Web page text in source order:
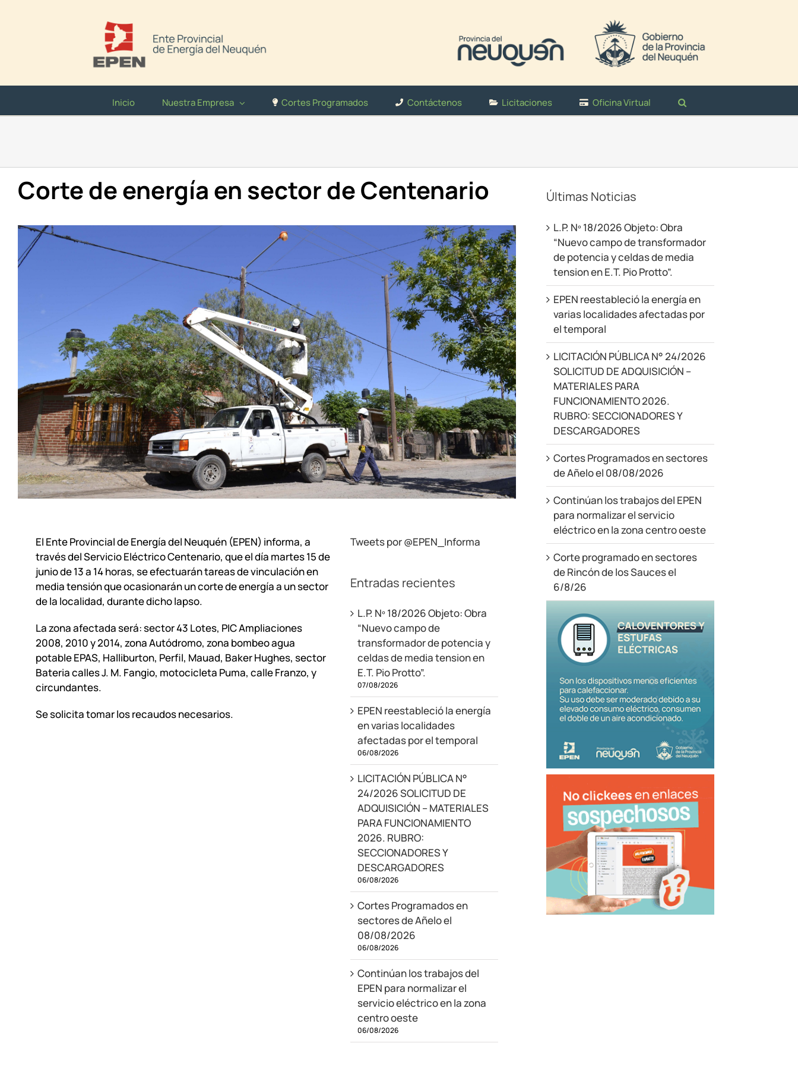
Inicio Nuestra Empresa Cortes Programados Contáctenos Licitaciones Oficina Virtual
Corte de energía en sector de Centenario
El Ente Provincial de Energía del Neuquén (EPEN) informa, a
través del Servicio Eléctrico Centenario, que el día martes 15 de
junio de 13 a 14 horas, se efectuarán tareas de vinculación en
media tensión que ocasionarán un corte de energía a un sector
de la localidad, durante dicho lapso.
La zona afectada será: sector 43 Lotes, PIC Ampliaciones
2008, 2010 y 2014, zona Autódromo, zona bombeo agua
potable EPAS, Halliburton, Perfil, Mauad, Baker Hughes, sector
Bateria calles J. M. Fangio, motocicleta Puma, calle Franzo, y
circundantes.
Se solicita tomar los recaudos necesarios.
Tweets por @EPEN_Informa
Entradas recientes
L.P. Nº 18/2026 Objeto: Obra
“Nuevo campo de
transformador de potencia y
celdas de media tension en
E.T. Pio Protto”.
07/08/2026
EPEN reestableció la energía
en varias localidades
afectadas por el temporal
06/08/2026
LICITACIÓN PÚBLICA N°
24/2026 SOLICITUD DE
ADQUISICIÓN – MATERIALES
PARA FUNCIONAMIENTO
2026. RUBRO:
SECCIONADORES Y
DESCARGADORES
06/08/2026
Cortes Programados en
sectores de Añelo el
08/08/2026
06/08/2026
Continúan los trabajos del
EPEN para normalizar el
servicio eléctrico en la zona
centro oeste
06/08/2026
Últimas Noticias
L.P. Nº 18/2026 Objeto: Obra
“Nuevo campo de transformador
de potencia y celdas de media
tension en E.T. Pio Protto”.
EPEN reestableció la energía en
varias localidades afectadas por
el temporal
LICITACIÓN PÚBLICA N° 24/2026
SOLICITUD DE ADQUISICIÓN –
MATERIALES PARA
FUNCIONAMIENTO 2026.
RUBRO: SECCIONADORES Y
DESCARGADORES
Cortes Programados en sectores
de Añelo el 08/08/2026
Continúan los trabajos del EPEN
para normalizar el servicio
eléctrico en la zona centro oeste
Corte programado en sectores
de Rincón de los Sauces el
6/8/26